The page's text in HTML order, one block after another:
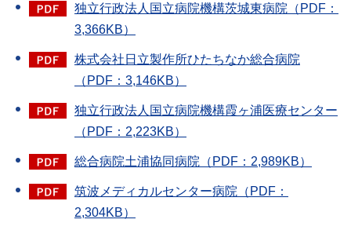
独立行政法人国立病院機構茨城東病院（PDF：
3,366KB）
株式会社日立製作所ひたちなか総合病院
（PDF：3,146KB）
独立行政法人国立病院機構霞ヶ浦医療センター
（PDF：2,223KB）
総合病院土浦協同病院（PDF：2,989KB）
筑波メディカルセンター病院（PDF：
2,304KB）